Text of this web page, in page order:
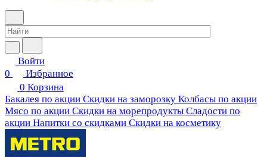
Войти
0
Избранное
0 Корзина
Бакалея по акции Скидки на заморозку Колбасы по акции
Мясо по акции Скидки на морепродукты Сладости по
акции Напитки со скидками Скидки на косметику